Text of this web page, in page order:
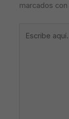
marcados con